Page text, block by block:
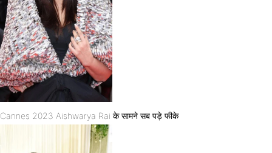
Cannes 2023 Aishwarya Rai के सामने सब पड़े फीके